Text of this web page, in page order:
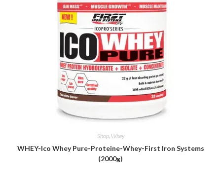
Shop, Whey
WHEY-Ico Whey Pure-Proteine-Whey-First Iron Systems
(2000g)